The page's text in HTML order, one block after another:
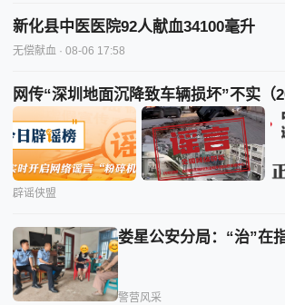
新化县中医医院92人献血34100毫升
无偿献血 · 08-06 17:58
网传“深圳地面沉降致车辆损坏”不实（
辟谣侠盟
娄星公安分局：“治”在
警营风采